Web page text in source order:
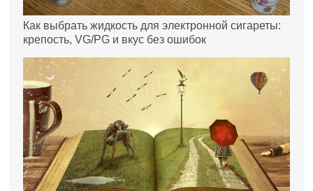
Как выбрать жидкость для электронной сигареты:
крепость, VG/PG и вкус без ошибок